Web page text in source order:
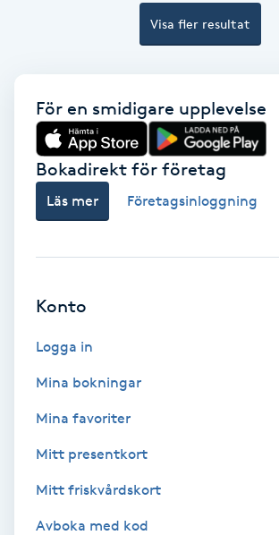
Hot yoga
Hudföryngring
Huduppstramning
Hudvård
Hyaluronsyra
Hypnos
Hårborttagning
Visa fler resultat
För en smidigare upplevelse
Bokadirekt för företag
Läs mer Företagsinloggning
Konto
Logga in
Mina bokningar
Mina favoriter
Mitt presentkort
Mitt friskvårdskort
Avboka med kod